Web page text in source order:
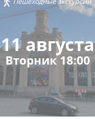
11 августа
Вторник 18:00